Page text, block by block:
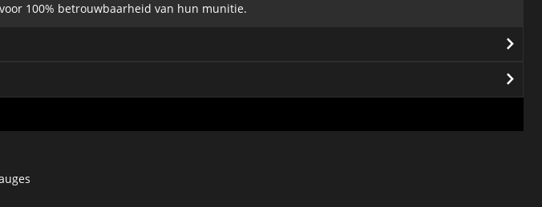
100% betrouwbaarheid van hun munitie.